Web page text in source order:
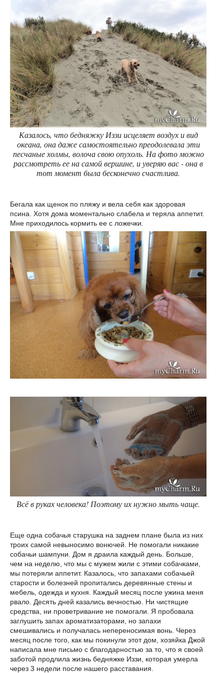
Казалось, что бедняжку Иззи исцеляет воздух и вид
океана, она даже самостоятельно преодолевала эти
песчаные холмы, волоча свою опухоль. На фото можно
рассмотреть ее на самой вершине, и уверяю вас - она в
тот момент была бесконечно счастлива.
Бегала как щенок по пляжу и вела себя как здоровая
псина. Хотя дома моментально слабела и теряла аппетит.
Мне приходилось кормить ее с ложечки.
Всё в руках человека! Поэтому их нужно мыть чаще.
Еще одна собачья старушка на заднем плане была из них
троих самой невыносимо вонючей. Не помогали никакие
собачьи шампуни. Дом я драила каждый день. Больше,
чем на неделю, что мы c мужем жили с этими собачками,
мы потеряли аппетит. Казалось, что запахами собачьей
старости и болезней пропитались деревянные стены и
мебель, одежда и кухня. Каждый месяц после ужина меня
рвало. Десять дней казались вечностью. Ни чистящие
средства, ни проветривание не помогали. Я пробовала
заглушить запах ароматизаторами, но запахи
смешивались и получалась непереносимая вонь. Через
месяц после того, как мы покинули этот дом, хозяйка Джой
написала мне письмо с благодарностью за то, что я своей
заботой продлила жизнь бедняжке Иззи, которая умерла
через 3 недели после нашего расставания.